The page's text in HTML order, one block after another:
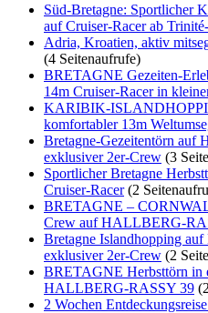
Süd-Bretagne: Sportlicher
auf Cruiser-Racer ab
Adria, Kroatien, aktiv
(4 Seitenaufrufe)
BRETAGNE Gezeiten-
14m Cruiser-Racer in
KARIBIK-
komfortabler 13m
Bretagne-Gezeitentörn
exklusiver 2er-Crew (3
Sportlicher Bretagne
Cruiser-Racer(2
BRETAGNE –
Crew auf HALLBERG-
Bretagne Islandhopping
exklusiver 2er-Crew (2
BRETAGNE Herbsttörn in
HALLBERG-RASSY 39
2 Wochen